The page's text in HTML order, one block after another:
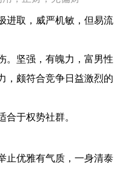
进取，威严机敏，但易流
。坚强，有魄力，富男性
，颇符合竞争日益激烈的
合于权势社群。
止优雅有气质，一身清泰